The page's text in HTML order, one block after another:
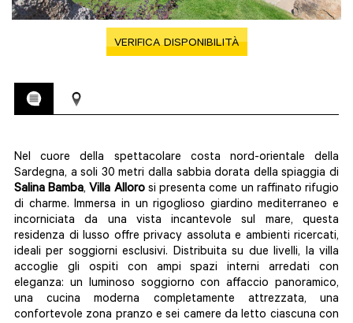
VERIFICA DISPONIBILITÀ
Nel cuore della spettacolare costa nord-orientale della
Sardegna, a soli 30 metri dalla sabbia dorata della spiaggia di
Salina Bamba, Villa Allorosi presenta come un raffinato rifugio
di charme. Immersa in un rigoglioso giardino mediterraneo e
incorniciata da una vista incantevole sul mare, questa
residenza di lusso offre privacy assoluta e ambienti ricercati,
ideali per soggiorni esclusivi. Distribuita su due livelli, la villa
accoglie gli ospiti con ampi spazi interni arredati con
eleganza: un luminoso soggiorno con affaccio panoramico,
una cucina moderna completamente attrezzata, una
confortevole zona pranzo e sei camere da letto ciascuna con